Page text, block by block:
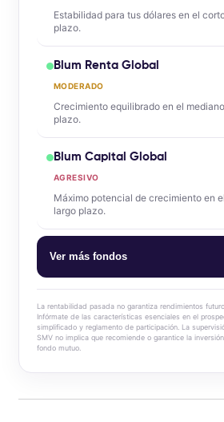
Estabilidad para tus dólares en el
plazo.
Blum Renta Global
MODERADO
Crecimiento equilibrado en el mediano
plazo.
Blum Capital Global
AGRESIVO
Máximo potencial de crecimiento en el
largo plazo.
Ver más fondos
Blum Cash Dólares
Blum Cash Soles
La rentabilidad pasada no garantiza rendimientos
Infórmate de las características esenciales en el
simplificado y reglamento de participación. La
SMV no implica que recomiende o garantice la
fondo mutuo.